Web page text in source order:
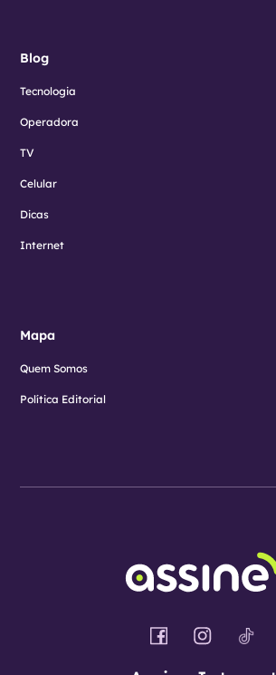
Blog
Tecnologia
Operadora
TV
Celular
Dicas
Internet
Mapa
Quem Somos
Política Editorial